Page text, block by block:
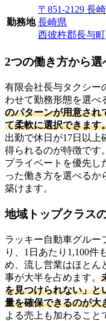
勤務地
〒851-2129 長
長崎県
西彼杵郡長与町
2つの働き方から選
有限会社長与タクシー
わせて勤務形態を選べ
のパターンが用意され
て柔軟に選択できます
出勤で休日が17日以上
得られるのが特徴です
プライベートを優先し
った働き方を選べるか
築けます。
地域トップクラス
ラッキー自動車グルー
り、1日あたり1,100件
め、流し営業はほとん
事が大半を占めます。
を見つけられない」と
量を確保できるのが大
よる売上も加わること